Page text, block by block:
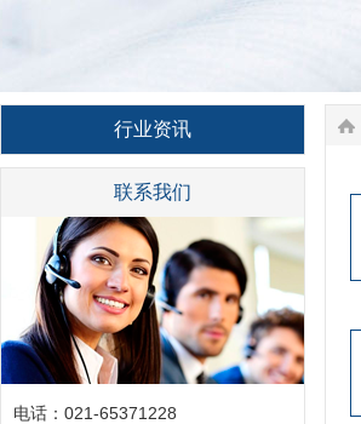
行业资讯
联系我们
电话：021-65371228